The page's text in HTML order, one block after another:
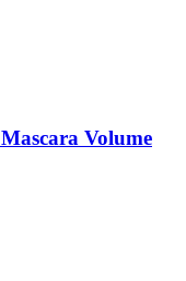
Mascara Volume